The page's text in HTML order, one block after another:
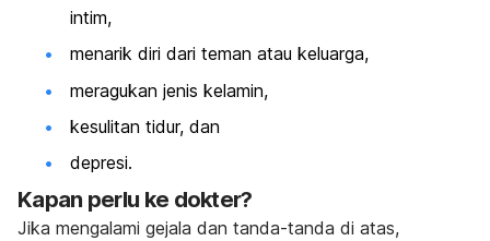
intim,
menarik diri dari teman atau keluarga,
meragukan jenis kelamin,
kesulitan tidur, dan
depresi.
Kapan perlu ke dokter?
Jika mengalami gejala dan tanda-tanda di atas,